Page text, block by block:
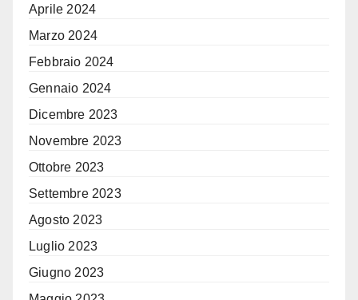
Aprile 2024
Marzo 2024
Febbraio 2024
Gennaio 2024
Dicembre 2023
Novembre 2023
Ottobre 2023
Settembre 2023
Agosto 2023
Luglio 2023
Giugno 2023